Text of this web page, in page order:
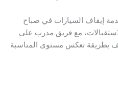
إيقاف السيارات في صباح
مع فريق مدرب على
بطريقة تعكس مستوى المناسبة